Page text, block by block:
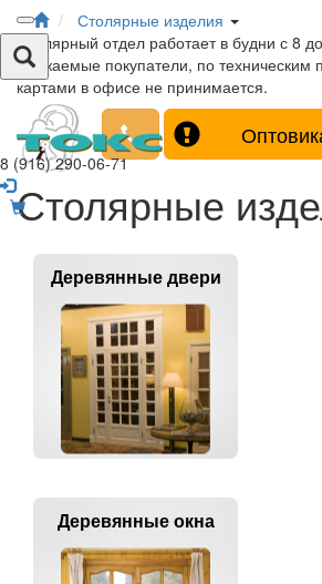
8 (916) 290-06-71
Столярные изделия
Столярный отдел работает в будни с 8
Уважаемые покупатели, по техническим
картами в офисе не принимается.
Столярные
Деревянные двери
Деревянные окна